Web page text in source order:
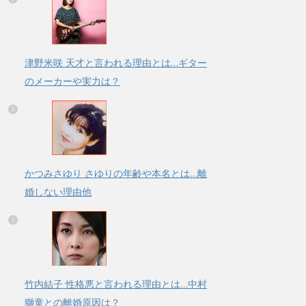
津野米咲 天才と言われる理由とは…ギター
のメーカーや実力は？
かつみさゆり さゆりの年齢や本名とは…離
婚しない理由他
竹内結子 性格悪と言われる理由とは…中村
獅童との離婚原因は？